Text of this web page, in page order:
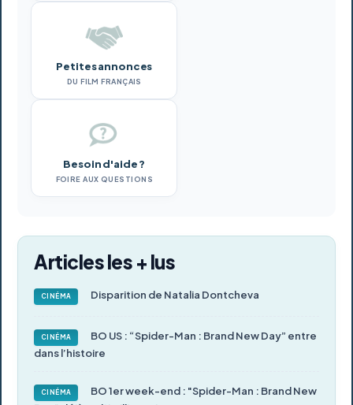
Petites annonces
DU FILM FRANÇAIS
Besoin d'aide ?
FOIRE AUX QUESTIONS
Articles les + lus
CINÉMA Disparition de Natalia Dontcheva
CINÉMA
BO US : “Spider-Man : Brand New Day” entre
dans l’histoire
CINÉMA
BO 1er week-end : "Spider-Man : Brand New